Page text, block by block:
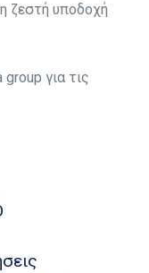
ζεστή υποδοχή
για τις